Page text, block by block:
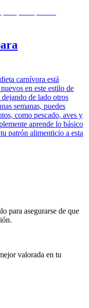
carnívora está
en este estilo de
de lado otros
semanas, puedes
como pescado, aves y
aprende lo básico
patrón alimenticio a esta
para asegurarse de que
valorada en tu